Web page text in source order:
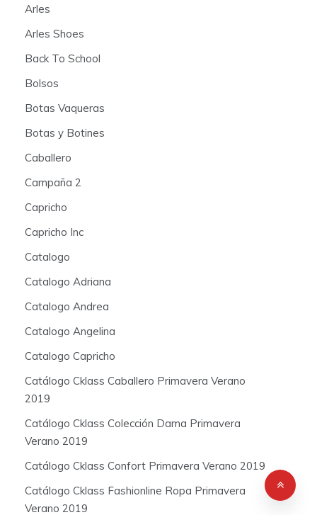
Arles
Arles Shoes
Back To School
Bolsos
Botas Vaqueras
Botas y Botines
Caballero
Campaña 2
Capricho
Capricho Inc
Catalogo
Catalogo Adriana
Catalogo Andrea
Catalogo Angelina
Catalogo Capricho
Catálogo Cklass Caballero Primavera Verano
2019
Catálogo Cklass Colección Dama Primavera
Verano 2019
Catálogo Cklass Confort Primavera Verano 2019
Catálogo Cklass Fashionline Ropa Primavera
Verano 2019